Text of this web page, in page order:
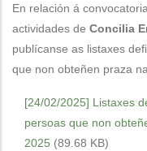
En relación á
actividades de Concilia
publícanse as listaxes
que non obteñen praza
[24/02/2025] Listaxes
persoas que non
2025 (89.68 KB)